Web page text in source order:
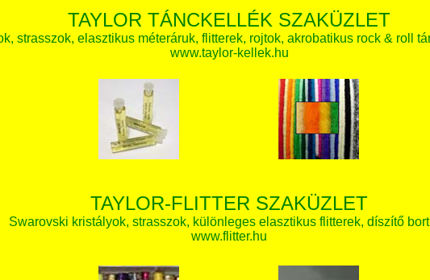
TAYLOR TÁNCKELLÉK SZAKÜZLET
strasszok, elasztikus méteráruk, flitterek, rojtok, akrobatikus rock & roll
www.taylor-kellek.hu
TAYLOR-FLITTER SZAKÜZLET
Swarovski kristályok, strasszok, különleges elasztikus flitterek, díszítő
www.flitter.hu